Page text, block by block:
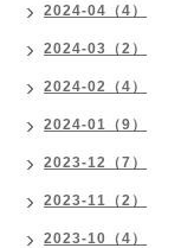
2024-04（4）
2024-03（2）
2024-02（4）
2024-01（9）
2023-12（7）
2023-11（2）
2023-10（4）